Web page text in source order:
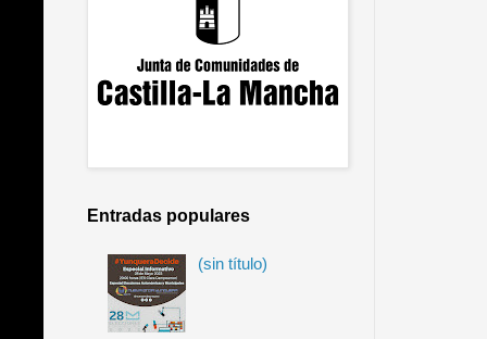
Entradas populares
(sin título)